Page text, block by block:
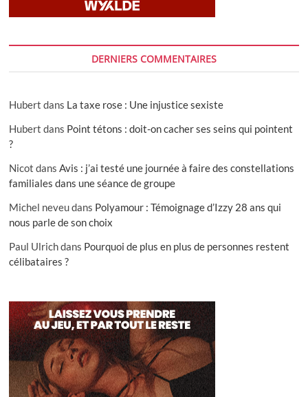
DERNIERS COMMENTAIRES
Hubert dans La taxe rose : Une injustice sexiste
Hubert dans Point tétons : doit-on cacher ses seins qui pointent
?
Nicot dansAvis : j’ai testé une journée à faire des constellations
familiales dans une séance de groupe
Michel neveudans Polyamour : Témoignage d’Izzy 28 ans qui
nous parle de son choix
Paul Ulrichdans Pourquoi de plus en plus de personnes restent
célibataires ?